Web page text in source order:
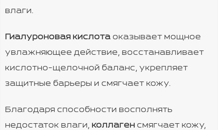
влаги.
Гиалуроновая кислота оказывает мощное
увлажняющее действие, восстанавливает
кислотно-щелочной баланс, укрепляет
защитные барьеры и смягчает кожу.
Благодаря способности восполнять
недостаток влаги, коллаген смягчает кожу,